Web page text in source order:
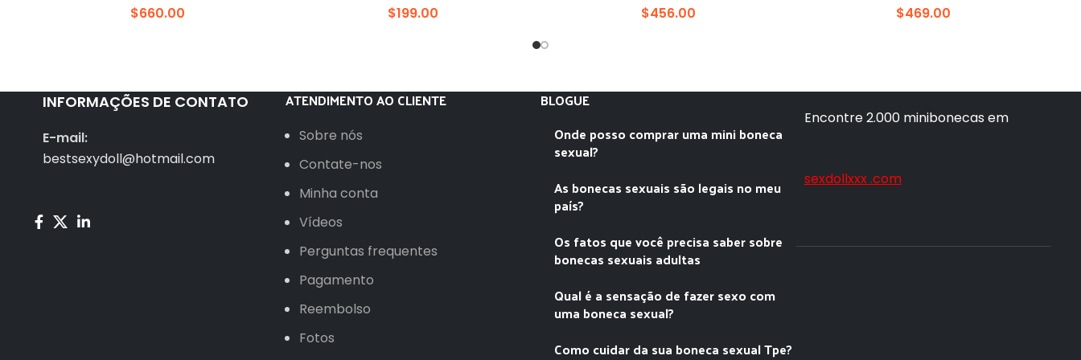
$660.00 $199.00
jovem
$456.00 $469.00
INFORMAÇÕES DE CONTATO
E-mail:
bestsexydoll@hotmail.com
ATENDIMENTO AO CLIENTE
Sobre nós
Contate-nos
Minha conta
Vídeos
Perguntas frequentes
Pagamento
Reembolso
Fotos
BLOGUE
Onde posso comprar uma mini boneca
sexual?
As bonecas sexuais são legais no meu
país?
Os fatos que você precisa saber sobre
bonecas sexuais adultas
Qual é a sensação de fazer sexo com
uma boneca sexual?
Como cuidar da sua boneca sexual Tpe?
Encontre 2.000 minibonecas em
sexdollxxx .com